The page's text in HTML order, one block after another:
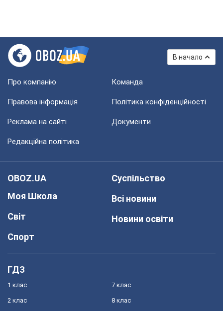
В начало
Про компанію Команда
Правова інформація Політика конфіденційності
Реклама на сайті Документи
Редакційна політика
OBOZ.UA
Моя Школа
Світ
Спорт
Суспільство
Всі новини
Новини освіти
ГДЗ
1 клас
2 клас
7 клас
8 клас